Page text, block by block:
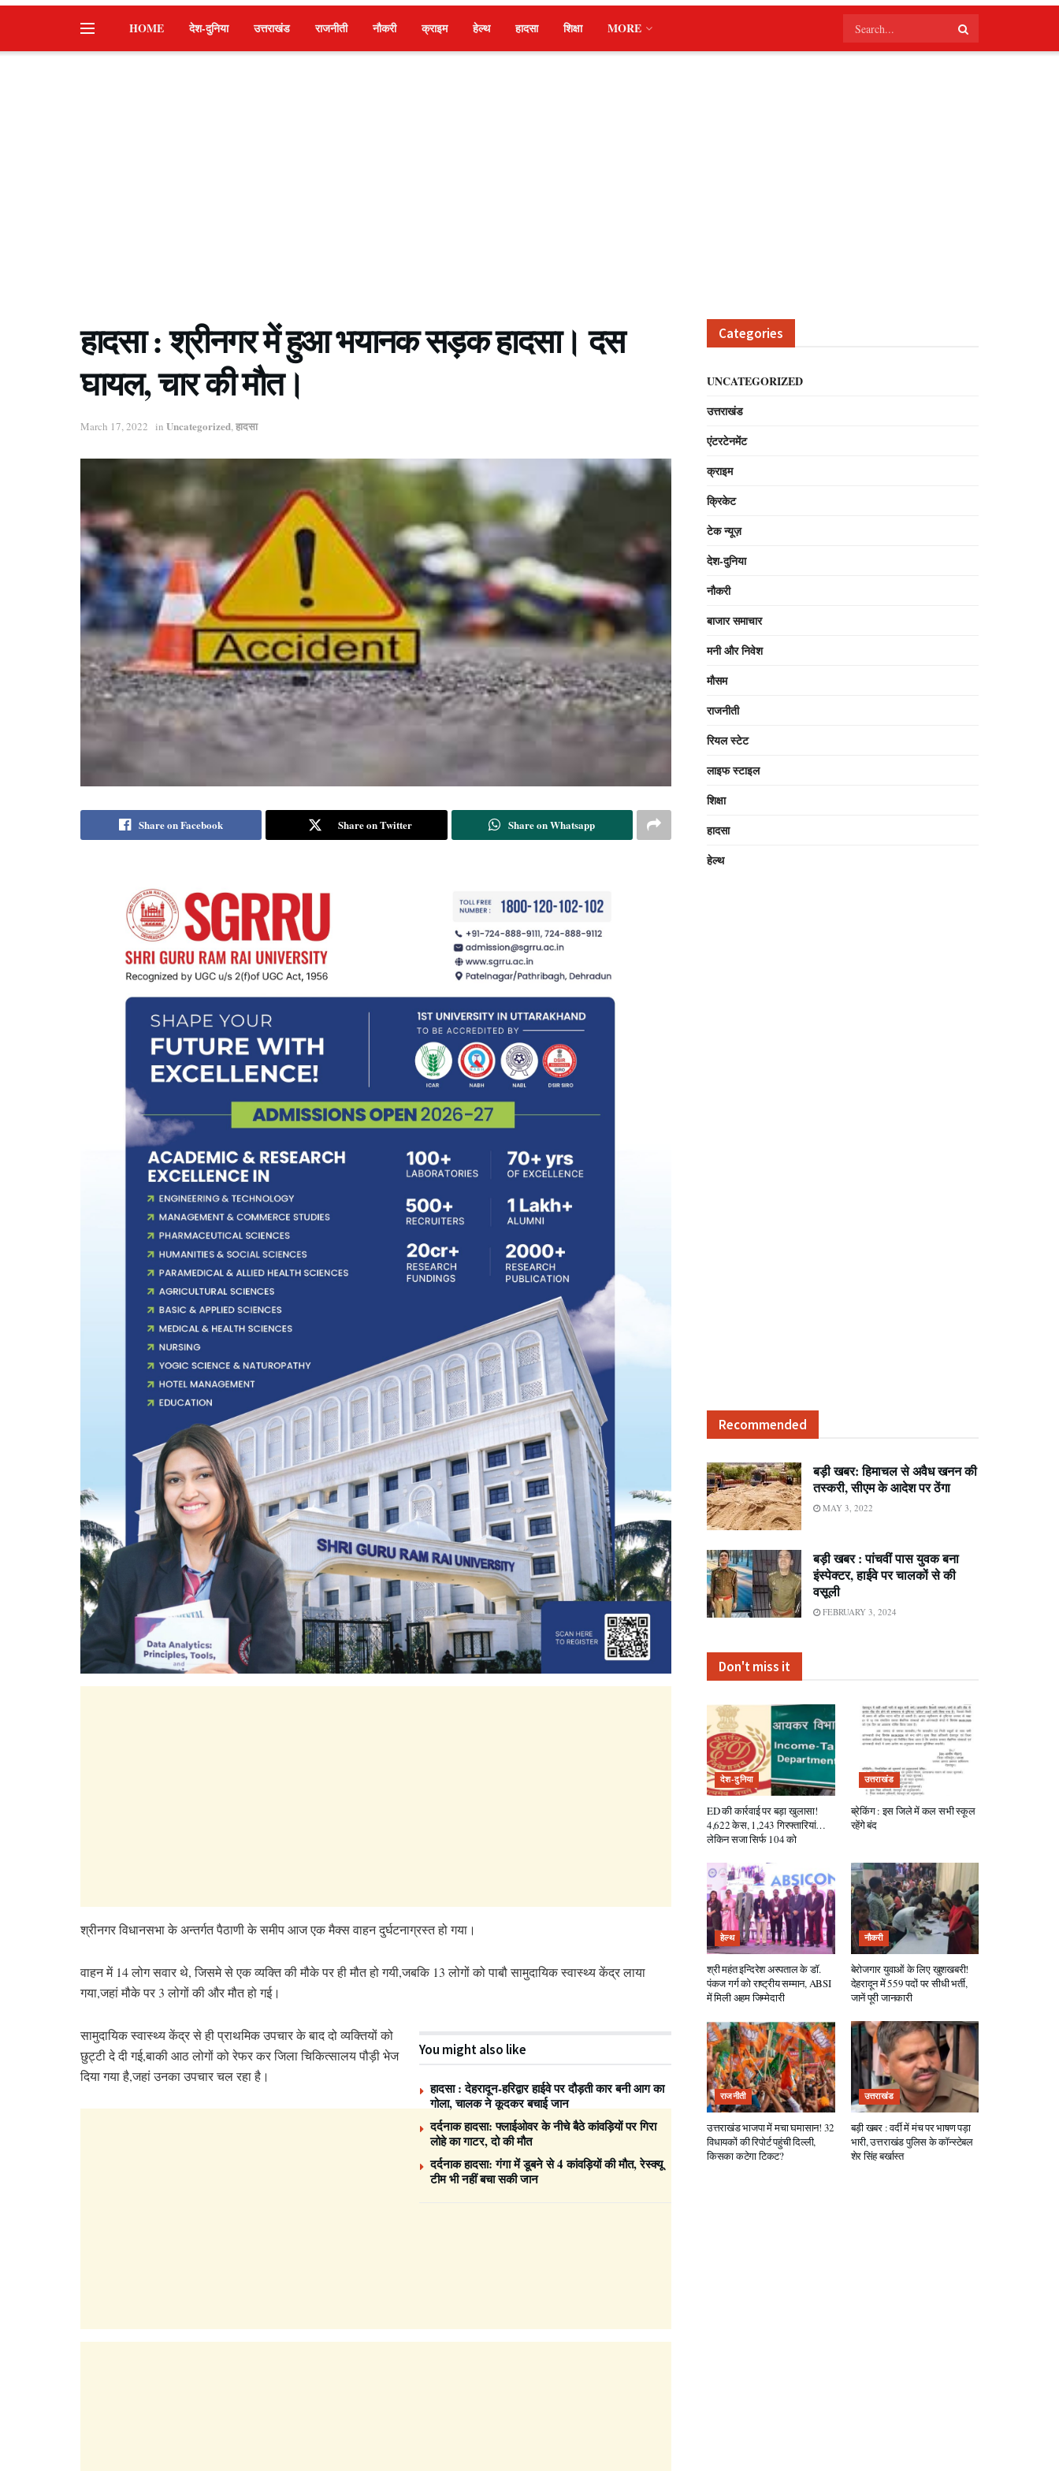
HOME देश-दुनिया उत्तराखंड राजनीती नौकरी क्राइम हेल्थ हादसा शिक्षा MORE
हादसा : श्रीनगर में हुआ भयानक सड़क हादसा। दस
घायल, चार की मौत।
March 17, 2022 in Uncategorized,हादसा
Share on Facebook Share on Twitter Share on Whatsapp
श्रीनगर विधानसभा के अन्तर्गत पैठाणी के समीप आज एक मैक्स वाहन दुर्घटनाग्रस्त हो गया।
वाहन में 14 लोग सवार थे, जिसमे से एक व्यक्ति की मौके पर ही मौत हो गयी,जबकि 13 लोगों को पाबौ सामुदायिक स्वास्थ्य केंद्र लाया
गया,जहां मौके पर 3 लोगों की और मौत हो गई।
You might also like
हादसा : देहरादून-हरिद्वार हाईवे पर दौड़ती कार बनी आग का
गोला, चालक ने कूदकर बचाई जान
दर्दनाक हादसा: फ्लाईओवर के नीचे बैठे कांवड़ियों पर गिरा
लोहे का गाटर, दो की मौत
दर्दनाक हादसा: गंगा में डूबने से 4 कांवड़ियों की मौत, रेस्क्यू
टीम भी नहीं बचा सकी जान
सामुदायिक स्वास्थ्य केंद्र से ही प्राथमिक उपचार के बाद दो व्यक्तियों को
छुट्टी दे दी गई,बाकी आठ लोगों को रेफर कर जिला चिकित्सालय पौड़ी भेज
दिया गया है,जहां उनका उपचार चल रहा है।
Categories
UNCATEGORIZED
उत्तराखंड
एंटरटेनमेंट
क्राइम
क्रिकेट
टेक न्यूज़
देश-दुनिया
नौकरी
बाजार समाचार
मनी और निवेश
मौसम
राजनीती
रियल स्टेट
लाइफ स्टाइल
शिक्षा
हादसा
हेल्थ
Recommended
बड़ी खबर: हिमाचल से अवैध खनन की
तस्करी, सीएम के आदेश पर ठेंगा
MAY 3, 2022
बड़ी खबर : पांचवीं पास युवक बना
इंस्पेक्टर, हाईवे पर चालकों से की
वसूली
FEBRUARY 3, 2024
Don't miss it
देश-दुनिया
ED की कार्रवाई पर बड़ा खुलासा!
4,622 केस, 1,243 गिरफ्तारियां…
लेकिन सजा सिर्फ 104 को
उत्तराखंड
ब्रेकिंग : इस जिले में कल सभी स्कूल
रहेंगे बंद
हेल्थ
श्री महंत इन्दिरेश अस्पताल के डॉ.
पंकज गर्ग को राष्ट्रीय सम्मान, ABSI
में मिली अहम जिम्मेदारी
नौकरी
बेरोजगार युवाओं के लिए खुशखबरी!
देहरादून में 559 पदों पर सीधी भर्ती,
जानें पूरी जानकारी
राजनीती
उत्तराखंड भाजपा में मचा घमासान! 32
विधायकों की रिपोर्ट पहुंची दिल्ली,
किसका कटेगा टिकट?
उत्तराखंड
बड़ी खबर : वर्दी में मंच पर भाषण पड़ा
भारी, उत्तराखंड पुलिस के कॉन्स्टेबल
शेर सिंह बर्खास्त